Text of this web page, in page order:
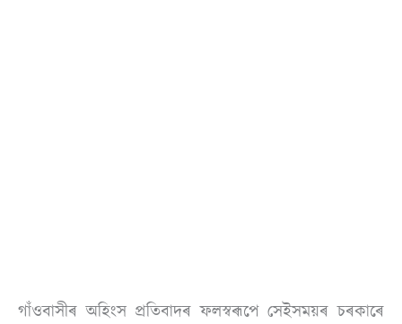
গাঁওবাসীৰ অহিংস প্ৰতিবাদৰ ফলস্বৰূপে সেইসময়ৰ চৰকাৰে